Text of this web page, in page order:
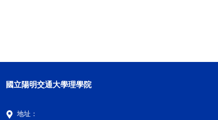
國立陽明交通大學理學院
地址：